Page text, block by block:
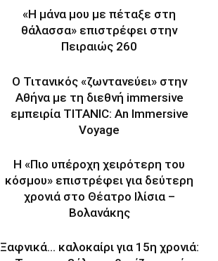
«Η μάνα μου με πέταξε στη
θάλασσα» επιστρέφει στην
Πειραιώς 260
Ο Τιτανικός «ζωντανεύει» στην
Αθήνα με τη διεθνή immersive
εμπειρία TITANIC: An Immersive
Voyage
Η «Πιο υπέροχη χειρότερη του
κόσμου» επιστρέφει για δεύτερη
χρονιά στο Θέατρο Ιλίσια –
Βολανάκης
Ξαφνικά… καλοκαίρι για 15η χρονιά: